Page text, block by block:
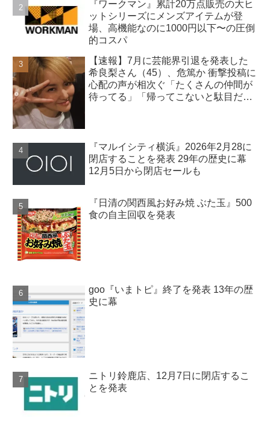
『ワークマン』累計20万点販売の大ヒ
ットシリーズにメンズアイテムが登
場、高機能なのに1000円以下〜の圧倒
的コスパ
【速報】7月に芸能界引退を発表した
希良梨さん（45）、危篤か 衝撃投稿に
心配の声が相次ぐ「たくさんの仲間が
待ってる」「帰ってこないと駄目だ
『マルイシティ横浜』2026年2月28に
閉店することを発表 29年の歴史に幕
12月5日から閉店セールも
『日清の関西風お好み焼 ぶた玉』500
食の自主回収を発表
goo『いまトピ』終了を発表 13年の歴
史に幕
ニトリ鈴鹿店、12月7日に閉店するこ
とを発表